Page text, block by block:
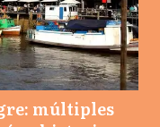
múltiples